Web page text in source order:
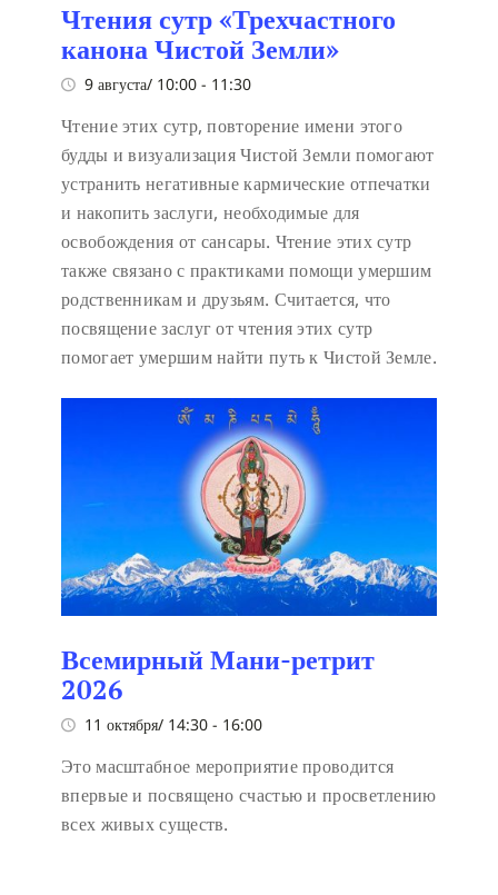
Чтения сутр «Трехчастного
канона Чистой Земли»
9 августа/ 10:00 - 11:30
Чтение этих сутр, повторение имени этого
будды и визуализация Чистой Земли помогают
устранить негативные кармические отпечатки
и накопить заслуги, необходимые для
освобождения от сансары. Чтение этих сутр
также связано с практиками помощи умершим
родственникам и друзьям. Считается, что
посвящение заслуг от чтения этих сутр
помогает умершим найти путь к Чистой Земле.
Всемирный Мани-ретрит
2026
11 октября/ 14:30 - 16:00
Это масштабное мероприятие проводится
впервые и посвящено счастью и просветлению
всех живых существ.